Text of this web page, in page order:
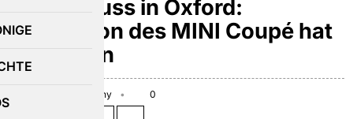
Startschuss in Oxford:
Produktion des MINI Coupé hat
begonnen
Benny
0